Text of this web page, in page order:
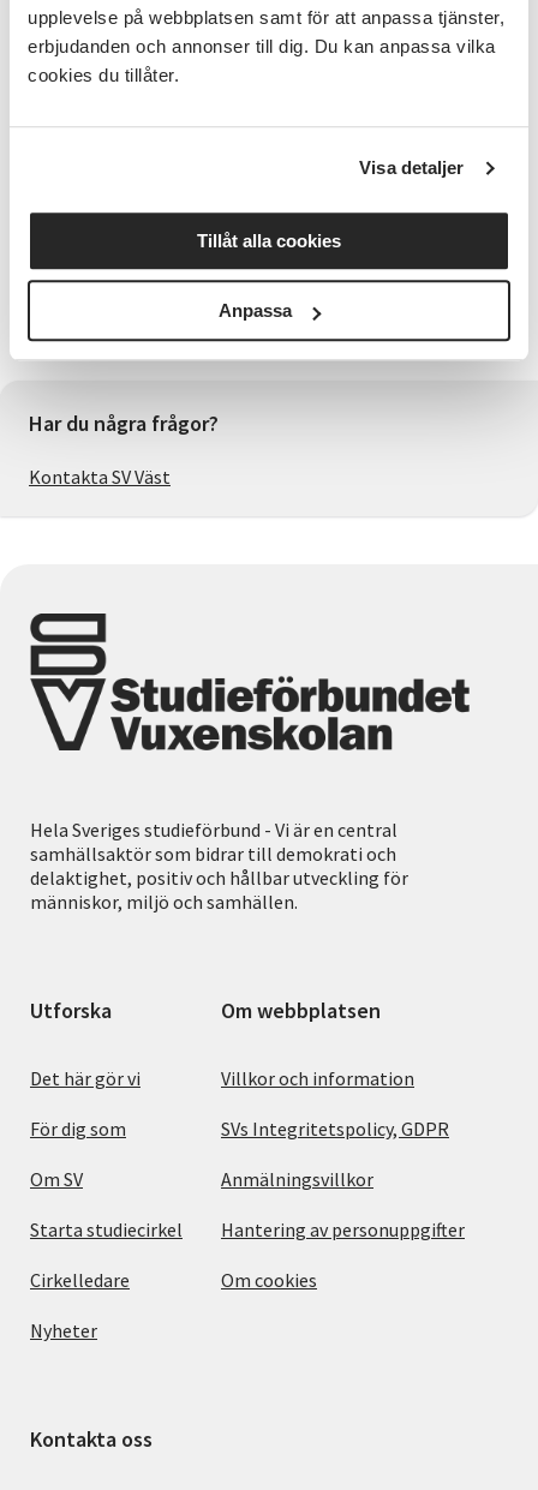
upplevelse på webbplatsen samt för att anpassa tjänster,
erbjudanden och annonser till dig. Du kan anpassa vilka
cookies du tillåter.
Visa detaljer
Tillåt alla cookies
Anpassa
24:e augusti - Vad är ljunghonung, lushonung
och "cementhonung"?
7:e september - Vad gav säsongen, utvärdering,
inget krav.
Kostnad
Föreläsningen är gratis och öppen för alla. I
samarbete med Lilla Edetbygdens Biodlarförening
Har du några frågor?
Kontakta SV Väst
Hela Sveriges studieförbund - Vi är en central
samhällsaktör som bidrar till demokrati och
delaktighet, positiv och hållbar utveckling för
människor, miljö och samhällen.
Utforska
Det här gör vi
För dig som
Om SV
Starta studiecirkel
Cirkelledare
Nyheter
Om webbplatsen
Villkor och information
SVs Integritetspolicy, GDPR
Anmälningsvillkor
Hantering av personuppgifter
Om cookies
Kontakta oss